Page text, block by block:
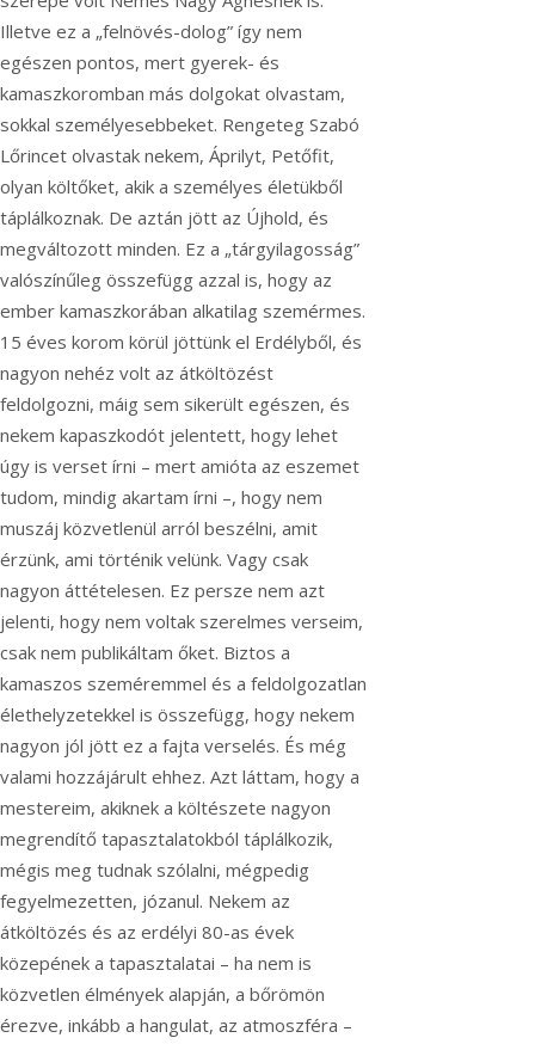
Illetve ez a „felnövés-dolog” így nem
egészen pontos, mert gyerek- és
kamaszkoromban más dolgokat olvastam,
sokkal személyesebbeket. Rengeteg Szabó
Lőrincet olvastak nekem, Áprilyt, Petőfit,
olyan költőket, akik a személyes életükből
táplálkoznak. De aztán jött az Újhold, és
megváltozott minden. Ez a „tárgyilagosság”
valószínűleg összefügg azzal is, hogy az
ember kamaszkorában alkatilag szemérmes.
15 éves korom körül jöttünk el Erdélyből, és
nagyon nehéz volt az átköltözést
feldolgozni, máig sem sikerült egészen, és
nekem kapaszkodót jelentett, hogy lehet
úgy is verset írni – mert amióta az eszemet
tudom, mindig akartam írni –, hogy nem
muszáj közvetlenül arról beszélni, amit
érzünk, ami történik velünk. Vagy csak
nagyon áttételesen. Ez persze nem azt
jelenti, hogy nem voltak szerelmes verseim,
csak nem publikáltam őket. Biztos a
kamaszos szeméremmel és a feldolgozatlan
élethelyzetekkel is összefügg, hogy nekem
nagyon jól jött ez a fajta verselés. És még
valami hozzájárult ehhez. Azt láttam, hogy a
mestereim, akiknek a költészete nagyon
megrendítő tapasztalatokból táplálkozik,
mégis meg tudnak szólalni, mégpedig
fegyelmezetten, józanul. Nekem az
átköltözés és az erdélyi 80-as évek
közepének a tapasztalatai – ha nem is
közvetlen élmények alapján, a bőrömön
érezve, inkább a hangulat, az atmoszféra –